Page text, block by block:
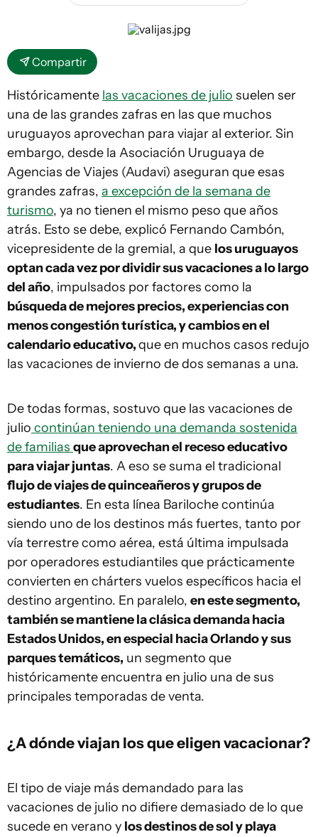
Compartir
Históricamente las vacaciones de julio suelen ser
una de las grandes zafras en las que muchos
uruguayos aprovechan para viajar al exterior. Sin
embargo, desde la Asociación Uruguaya de
Agencias de Viajes (Audavi) aseguran que esas
grandes zafras, a excepción de la semana de
turismo, ya no tienen el mismo peso que años
atrás. Esto se debe, explicó Fernando Cambón,
vicepresidente de la gremial, a que los uruguayos
optan cada vez por dividir sus vacaciones a lo largo
del año, impulsados por factores como la
búsqueda de mejores precios, experiencias con
menos congestión turística, y cambios en el
calendario educativo,que en muchos casos redujo
las vacaciones de invierno de dos semanas a una.
De todas formas, sostuvo que las vacaciones de
julio continúan teniendo una demanda sostenida
de familias que aprovechan el receso educativo
para viajar juntas. A eso se suma el tradicional
flujo de viajes de quinceañeros y grupos de
estudiantes. En esta línea Bariloche continúa
siendo uno de los destinos más fuertes, tanto por
vía terrestre como aérea, está última impulsada
por operadores estudiantiles que prácticamente
convierten en chárters vuelos específicos hacia el
destino argentino. En paralelo, en este segmento,
también se mantiene la clásica demanda hacia
Estados Unidos, en especial hacia Orlando y sus
parques temáticos, un segmento que
históricamente encuentra en julio una de sus
principales temporadas de venta.
¿A dónde viajan los que eligen vacacionar?
El tipo de viaje más demandado para las
vacaciones de julio no difiere demasiado de lo que
sucede en verano y los destinos de sol y playa